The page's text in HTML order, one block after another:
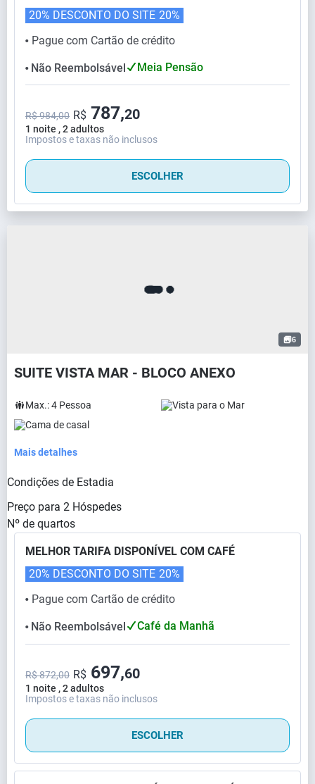
⬤ Pague com Cartão de crédito
20% DESCONTO DO SITE 20%
⬤ Não Reembolsável Meia Pensão
1 noite , 2 adultos
R$ 984,00 R$ 787,20
Impostos e taxas não inclusos
ESCOLHER
6
SUITE VISTA MAR - BLOCO ANEXO
Max.:4 Pessoa
Vista para o Mar
Cama de casal
Mais detalhes
Condições de Estadia
Preço para 2 Hóspedes
Nº de quartos
MELHOR TARIFA DISPONÍVEL COM CAFÉ
⬤ Pague com Cartão de crédito
20% DESCONTO DO SITE 20%
⬤ Não Reembolsável Café da Manhã
1 noite , 2 adultos
R$ 872,00 R$ 697,60
Impostos e taxas não inclusos
ESCOLHER